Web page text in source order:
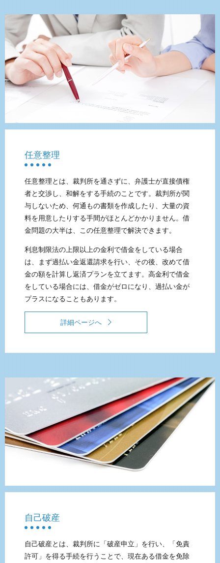
任意整理
任意整理とは、裁判所を通さずに、弁護士が直接債権
者と交渉し、和解をする手続のことです。裁判所が関
与しないため、何通もの書類を作成したり、大量の資
料を用意したりする手間がほとんどかかりません。借
金問題の大半は、この任意整理で解決できます。
利息制限法の上限以上の金利で借金をしている場合
は、まず過払い金返還請求を行い、その後、改めて借
金の額を計算し返済プランを立てます。高金利で借金
をしている場合には、借金がゼロになり、過払い金が
プラスになることもあります。
詳細ページへ
自己破産
自己破産とは、裁判所に「破産申立」を行い、「免責
許可」を得る手続を行うことで、現在ある借金を免除